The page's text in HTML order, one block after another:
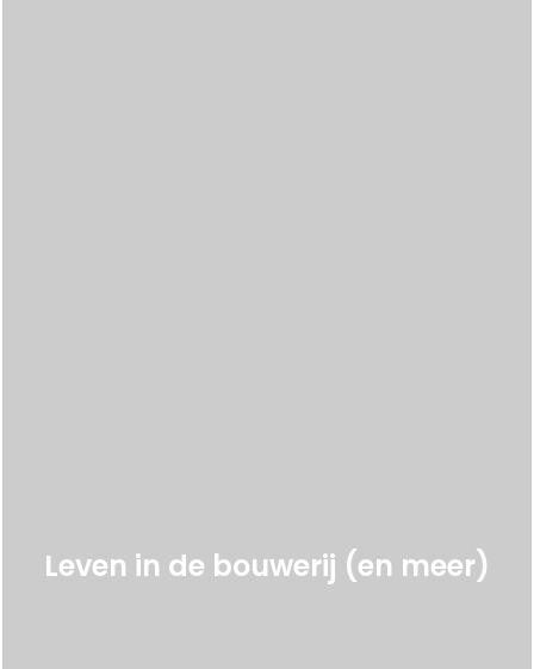
Leven in de bouwerij (en meer)